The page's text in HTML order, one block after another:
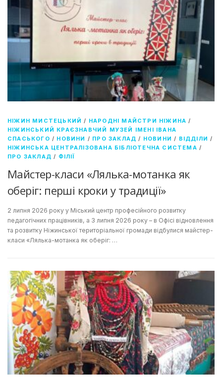
НІЖИН МИСТЕЦЬКИЙ / НАРОДНІ МАЙСТРИ НІЖИНА /
НІЖИНСЬКИЙ КРАЄЗНАВЧИЙ МУЗЕЙ ІМЕНІ ІВАНА
СПАСЬКОГО / НОВИНИ / ПРО ЗАКЛАД / НОВИНИ / ВІДДІЛИ /
НІЖИНСЬКА ЦЕНТРАЛІЗОВАНА БІБЛІОТЕЧНА СИСТЕМА /
ПРО ЗАКЛАД / ФІЛІЇ
Майстер-класи «Лялька-мотанка як
оберіг: перші кроки у традиції»
2 липня 2026 року у Міський центр професійного розвитку
педагогічних працівників, а 3 липня 2026 року – в Офісі відновлення
та розвитку Ніжинської територіальної громади відбулися майстер-
класи «Лялька-мотанка як оберіг: …